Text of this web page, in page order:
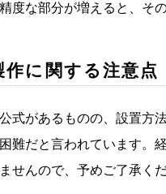
度な部分が増えると、そ
作に関する注意点
式があるものの、設置方
難だと言われています。
せんので、予めご了承くだ